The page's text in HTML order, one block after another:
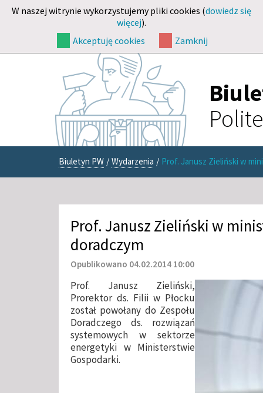
W naszej witrynie wykorzystujemy pliki cookies (dowiedz się
więcej).
Akceptuję cookies
Zamknij
Biuletyn PW / Wydarzenia / Prof. Janusz Zieliński w
Prof. Janusz Zieliński w
doradczym
Opublikowano 04.02.2014 10:00
Prof. Janusz Zieliński,
Prorektor ds. Filii w Płocku
został powołany do Zespołu
Doradczego ds. rozwiązań
systemowych w sektorze
energetyki w Ministerstwie
Gospodarki.